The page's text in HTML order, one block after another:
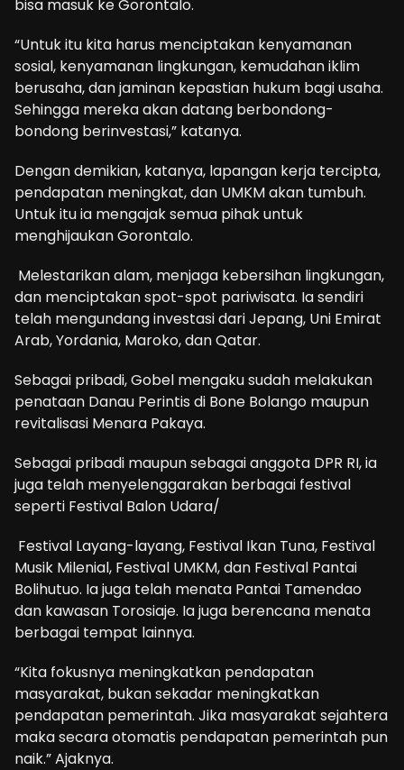
bisa masuk ke Gorontalo.
“Untuk itu kita harus menciptakan kenyamanan
sosial, kenyamanan lingkungan, kemudahan iklim
berusaha, dan jaminan kepastian hukum bagi usaha.
Sehingga mereka akan datang berbondong-
bondong berinvestasi,” katanya.
Dengan demikian, katanya, lapangan kerja tercipta,
pendapatan meningkat, dan UMKM akan tumbuh.
Untuk itu ia mengajak semua pihak untuk
menghijaukan Gorontalo.
Melestarikan alam, menjaga kebersihan lingkungan,
dan menciptakan spot-spot pariwisata. Ia sendiri
telah mengundang investasi dari Jepang, Uni Emirat
Arab, Yordania, Maroko, dan Qatar.
Sebagai pribadi, Gobel mengaku sudah melakukan
penataan Danau Perintis di Bone Bolango maupun
revitalisasi Menara Pakaya.
Sebagai pribadi maupun sebagai anggota DPR RI, ia
juga telah menyelenggarakan berbagai festival
seperti Festival Balon Udara/
Festival Layang-layang, Festival Ikan Tuna, Festival
Musik Milenial, Festival UMKM, dan Festival Pantai
Bolihutuo. Ia juga telah menata Pantai Tamendao
dan kawasan Torosiaje. Ia juga berencana menata
berbagai tempat lainnya.
“Kita fokusnya meningkatkan pendapatan
masyarakat, bukan sekadar meningkatkan
pendapatan pemerintah. Jika masyarakat sejahtera
maka secara otomatis pendapatan pemerintah pun
naik.” Ajaknya.